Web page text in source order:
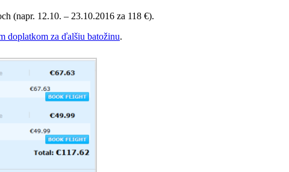
(napr. 12.10. – 23.10.2016 za 118 €).
doplatkom za ďalšiu batožinu.